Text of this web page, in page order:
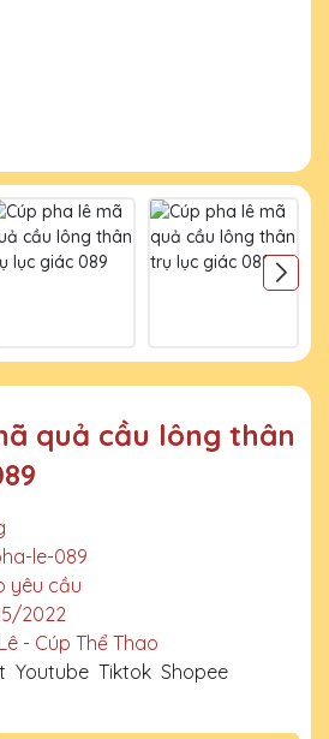
quả cầu lông thân
le-089
yêu cầu
2022
- Cúp Thể Thao
Youtube Tiktok Shopee